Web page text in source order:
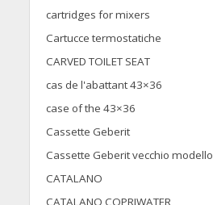
cartridges for mixers
Cartucce termostatiche
CARVED TOILET SEAT
cas de l'abattant 43×36
case of the 43×36
Cassette Geberit
Cassette Geberit vecchio modello
CATALANO
CATALANO COPRIWATER